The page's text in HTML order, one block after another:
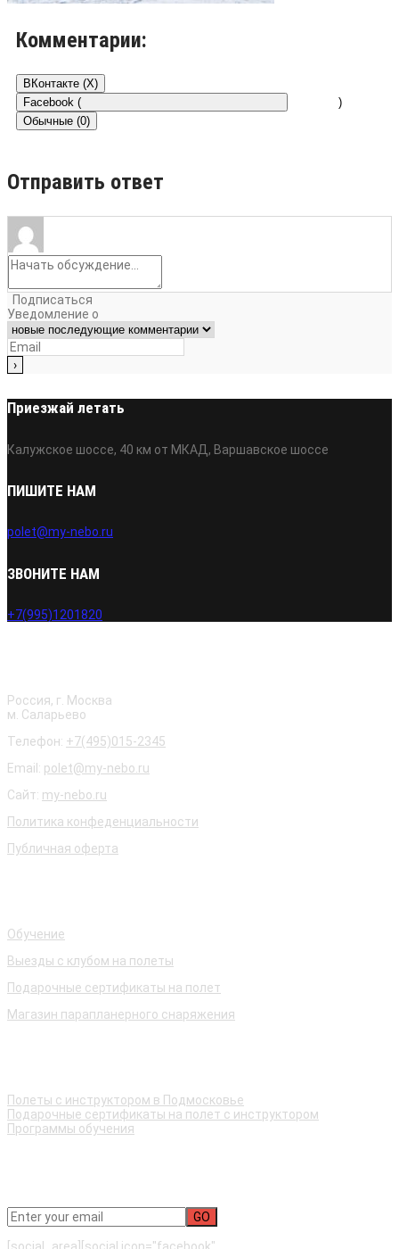
Комментарии:
ВКонтакте (X)
Facebook (
)
Обычные (0)
Отправить ответ
Подписаться
Уведомление о
Приезжай летать
Калужское шоссе, 40 км от МКАД, Варшавское шоссе
ПИШИТЕ НАМ
polet@my-nebo.ru
ЗВОНИТЕ НАМ
+7(995)1201820
Россия, г. Москва
м. Саларьево
Телефон: +7(495)015-2345
Email: polet@my-nebo.ru
Сайт: my-nebo.ru
Политика конфеденциальности
Публичная оферта
Обучение
Выезды с клубом на полеты
Подарочные сертификаты на полет
Магазин парапланерного снаряжения
Полеты с инструктором в Подмосковье
Подарочные сертификаты на полет с инструктором
Программы обучения
[social_area][social icon="facebook"